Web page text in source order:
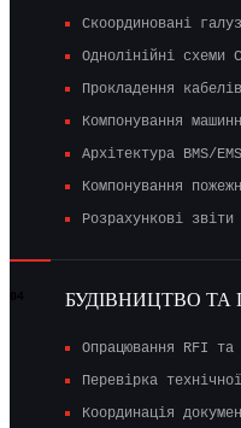
Скоординовані
Однолінійні схеми
Прокладення
Компонування
Архітектура BMS/
Компонування
Розрахункові
04 БУДІВНИЦТВО
Опрацювання RFI та
Перевірка
Координація